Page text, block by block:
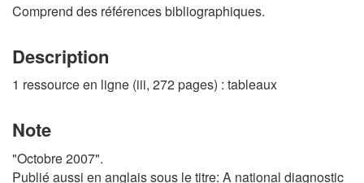
Comprend des références bibliographiques.
Description
1 ressource en ligne (iii, 272 pages) : tableaux
Note
"Octobre 2007".
Publié aussi en anglais sous le titre: A national diagnostic